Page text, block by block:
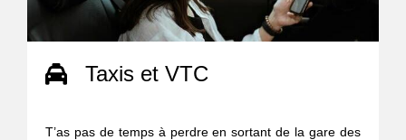
Taxis et VTC
T’as pas de temps à perdre en sortant de la gare des